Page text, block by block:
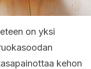
on yksi
kehon